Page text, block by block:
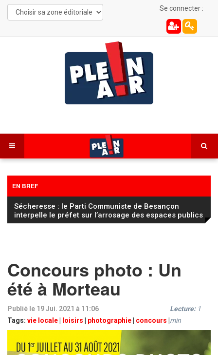
Se connecter :
EN BREF
Sécheresse : le Parti Communiste de Besançon
interpelle le préfet sur l’arrosage des espaces publics
Concours photo : Un
été à Morteau
Publié le 19 Jui. 2021 à 11:06
Tags: vie locale loisirs photographie concours
Lecture: 1
min